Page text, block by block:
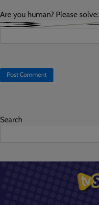
Are you human? Please solve:
Search